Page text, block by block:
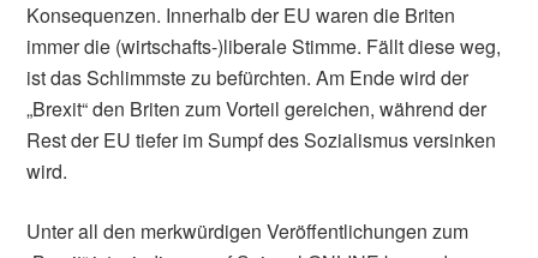
Konsequenzen. Innerhalb der EU waren die Briten
immer die (wirtschafts-)liberale Stimme. Fällt diese weg,
ist das Schlimmste zu befürchten. Am Ende wird der
„Brexit“ den Briten zum Vorteil gereichen, während der
Rest der EU tiefer im Sumpf des Sozialismus versinken
wird.
Unter all den merkwürdigen Veröffentlichungen zum